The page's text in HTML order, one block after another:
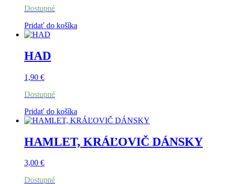
Dostupné
Pridať do košíka
HAD
1,90 €
Dostupné
Pridať do košíka
HAMLET, KRÁĽOVIČ DÁNSKY
3,00 €
Dostupné